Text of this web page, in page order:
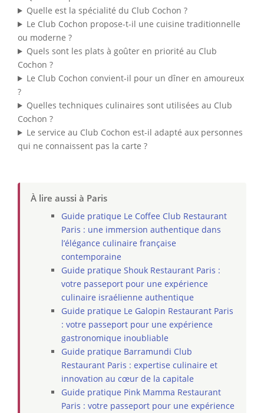
Quelle est la spécialité du Club Cochon ?
Le Club Cochon propose-t-il une cuisine traditionnelle
ou moderne ?
Quels sont les plats à goûter en priorité au Club
Cochon ?
Le Club Cochon convient-il pour un dîner en amoureux
?
Quelles techniques culinaires sont utilisées au Club
Cochon ?
Le service au Club Cochon est-il adapté aux personnes
qui ne connaissent pas la carte ?
À lire aussi à Paris
Guide pratique Le Coffee Club Restaurant
Paris : une immersion authentique dans
l’élégance culinaire française
contemporaine
Guide pratique Shouk Restaurant Paris :
votre passeport pour une expérience
culinaire israélienne authentique
Guide pratique Le Galopin Restaurant Paris
: votre passeport pour une expérience
gastronomique inoubliable
Guide pratique Barramundi Club
Restaurant Paris : expertise culinaire et
innovation au cœur de la capitale
Guide pratique Pink Mamma Restaurant
Paris : votre passeport pour une expérience